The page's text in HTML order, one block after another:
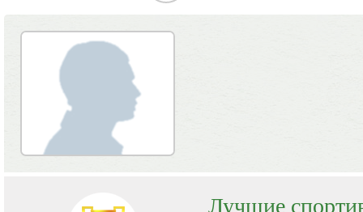
Лучшие